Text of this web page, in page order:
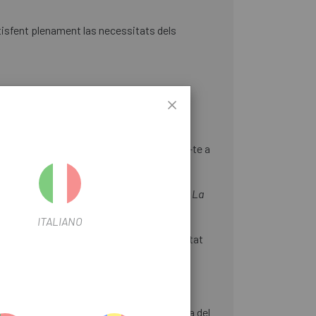
plenament las necessitats dels
d'una ullada. Toca per navegar
Rebràs alertes en acostar-te a
els sincronitzarà automàticament. La
avantatge o desavantatge. El teu estat
la teva postura, millorar l'eficiència del
ITALIANO